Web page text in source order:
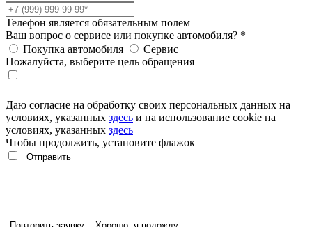
Телефон является обязательным полем
Ваш вопрос о сервисе или покупке автомобиля? *
Покупка автомобиля
Сервис
Пожалуйста, выберите цель обращения
Даю согласие на обработку своих персональных данных на
условиях, указанных здесь и на использование cookie на
условиях, указанных здесь
Чтобы продолжить, установите флажок